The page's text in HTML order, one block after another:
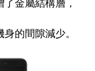
金屬結構層，
的間隙減少。